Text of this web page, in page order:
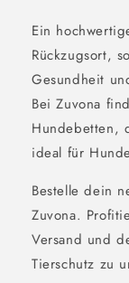
Ein
Rückzugsort,
Gesundheit
Bei Zuvona
Hundebetten,
ideal für
Bestelle dein
Zuvona.
Versand und
Tierschutz zu